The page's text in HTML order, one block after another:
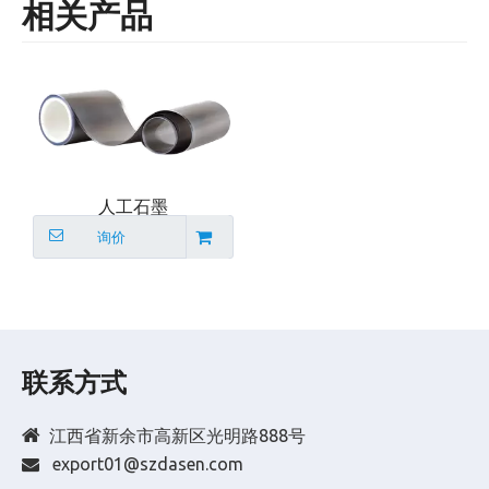
相关产品
人工石墨
询价
联系方式
 江西省新余市高新区光明路888号
 export01@szdasen.com